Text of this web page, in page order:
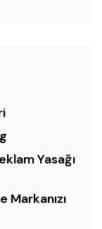
Yasağı
Markanızı